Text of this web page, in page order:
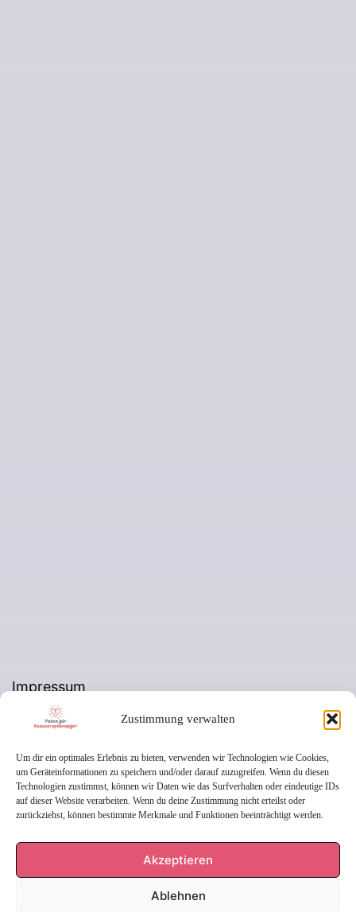
Zustimmung verwalten
Um dir ein optimales Erlebnis zu bieten, verwenden wir Technologien wie Cookies,
um Geräteinformationen zu speichern und/oder darauf zuzugreifen. Wenn du diesen
Technologien zustimmst, können wir Daten wie das Surfverhalten oder eindeutige IDs
auf dieser Website verarbeiten. Wenn du deine Zustimmung nicht erteilst oder
zurückziehst, können bestimmte Merkmale und Funktionen beeinträchtigt werden.
Akzeptieren
Ablehnen
Impressum
Datenschutzerklärung